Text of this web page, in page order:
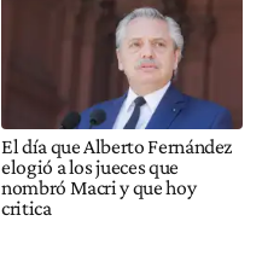
El día que Alberto Fernández
elogió a los jueces que
nombró Macri y que hoy
critica